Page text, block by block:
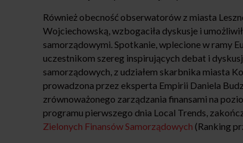
Również obecność obserwatorów z miasta
Wojciechowską, wzbogaciła dyskusje i
samorządowymi. Spotkanie, wplecione w ramy
uczestnikom szereg inspirujących debat i
samorządowych, z udziałem skarbnika miasta
prowadzona przez eksperta Empirii Daniela
zrównoważonego zarządzania finansami na
programu pierwszego dnia Local Trends,
Zielonych Finansów Samorządowych (Ranking